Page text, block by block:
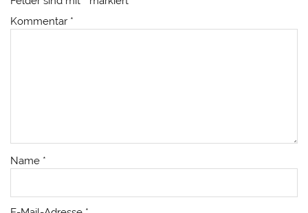
Kommentar *
Name *